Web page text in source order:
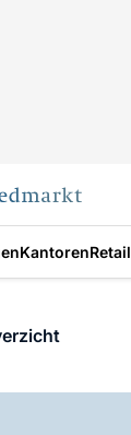
KantorenRetail